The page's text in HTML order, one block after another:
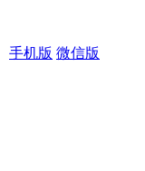
手机版 微信版